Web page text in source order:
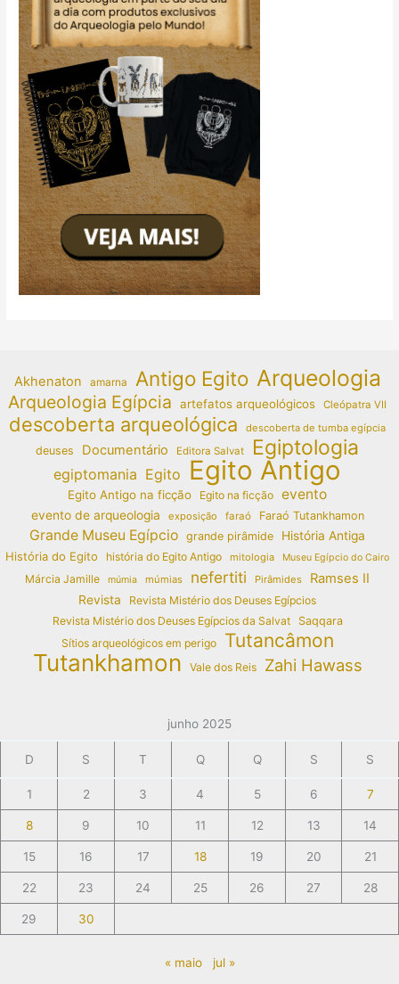
Akhenaton amarna Antigo Egito Arqueologia
Arqueologia Egípcia artefatos arqueológicos Cleópatra VII
descoberta arqueológica descoberta de tumba egípcia
deuses Documentário Editora Salvat Egiptologia
egiptomania Egito Egito Antigo
Egito Antigo na ficção Egito na ficção evento
evento de arqueologia exposição faraó Faraó Tutankhamon
Grande Museu Egípcio grande pirâmide
História Antiga
História do Egito
história do Egito Antigo mitologia Museu Egípcio do Cairo
Márcia Jamille múmia múmias nefertiti Pirâmides Ramses II
Revista
Revista Mistério dos Deuses Egípcios
Revista Mistério dos Deuses Egípcios da Salvat
Saqqara
Sítios arqueológicos em perigo
Tutancâmon
Tutankhamon Vale dos Reis Zahi Hawass
junho 2025
D S T Q Q S S
1 2 3 4 5 6 7
8 9 10 11 12 13 14
15 16 17 18 19 20 21
22 23 24 25 26 27 28
29 30
« maio jul »